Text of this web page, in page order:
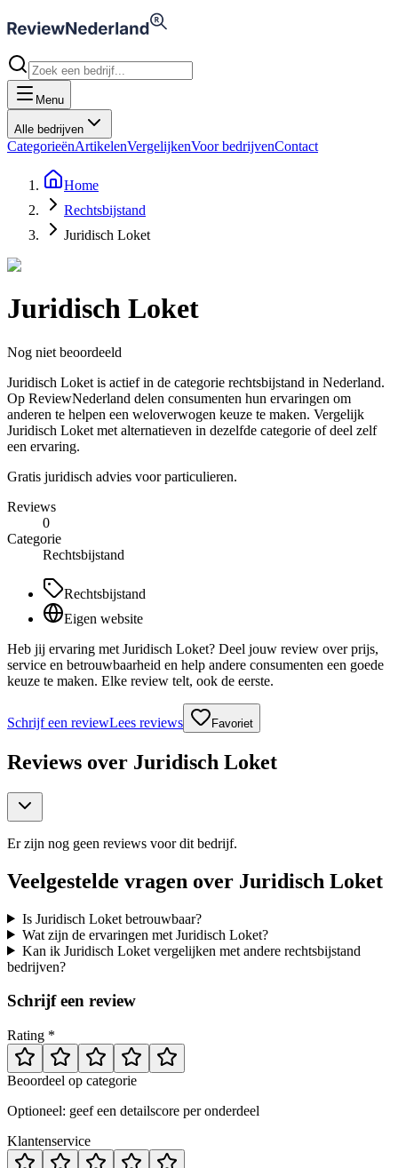
Menu
Alle bedrijven
CategorieënArtikelenVergelijkenVoor bedrijvenContact
Home
Rechtsbijstand
Juridisch Loket
Juridisch Loket
Nog niet beoordeeld
Juridisch Loket is actief in de categorie rechtsbijstand in Nederland.
Op ReviewNederland delen consumenten hun ervaringen om
anderen te helpen een weloverwogen keuze te maken. Vergelijk
Juridisch Loket met alternatieven in dezelfde categorie of deel zelf
een ervaring.
Gratis juridisch advies voor particulieren.
Reviews
0
Categorie
Rechtsbijstand
Rechtsbijstand
Eigen website
Heb jij ervaring met Juridisch Loket? Deel jouw review over prijs,
service en betrouwbaarheid en help andere consumenten een goede
keuze te maken. Elke review telt, ook de eerste.
Schrijf een reviewLees reviews Favoriet
Reviews over Juridisch Loket
Er zijn nog geen reviews voor dit bedrijf.
Veelgestelde vragen over Juridisch Loket
Is Juridisch Loket betrouwbaar?
Wat zijn de ervaringen met Juridisch Loket?
Kan ik Juridisch Loket vergelijken met andere rechtsbijstand
bedrijven?
Schrijf een review
Rating *
Beoordeel op categorie
Optioneel: geef een detailscore per onderdeel
Klantenservice